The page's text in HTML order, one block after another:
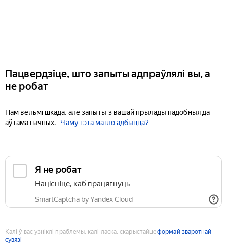
Пацвердзіце, што запыты адпраўлялі вы, а
не робат
Нам вельмі шкада, але запыты з вашай прылады падобныя да
аўтаматычных.
Чаму гэта магло адбыцца?
Я не робат
Націсніце, каб працягнуць
SmartCaptcha by Yandex Cloud
Калі ў вас узніклі праблемы, калі ласка, скарыстайцеформай зваротнай
сувязі